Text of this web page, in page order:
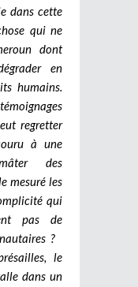
dans cette
qui ne
dont
en
humains.
regretter
à une
des
mesuré les
qui
pas de
?
le
dans un